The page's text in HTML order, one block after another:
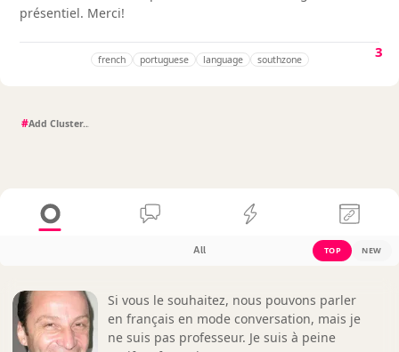
présentiel. Merci!
french portuguese language southzone 3
#
All TOP NEW
Si vous le souhaitez, nous pouvons parler
en français en mode conversation, mais je
ne suis pas professeur. Je suis à peine